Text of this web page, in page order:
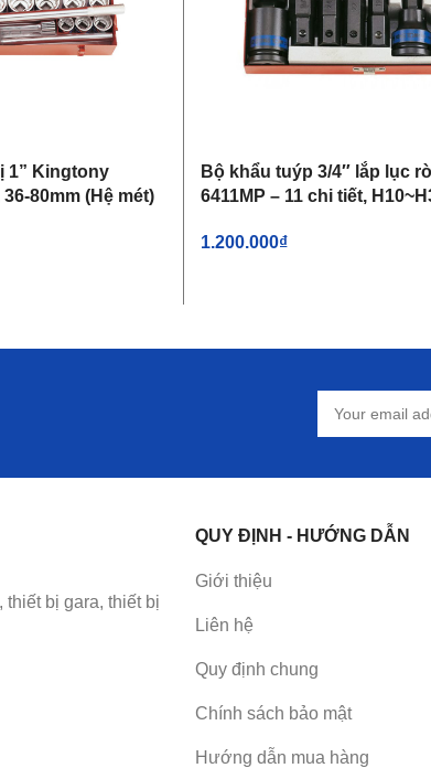
1” Kingtony
80mm (Hệ mét)
Bộ khẩu tuýp 3/4″ lắp lục
6411MP – 11 chi tiết,
1.200.000₫
bị gara, thiết bị
QUY ĐỊNH - HƯỚNG DẪN
Giới thiệu
Liên hệ
Quy định chung
Chính sách bảo mật
Hướng dẫn mua hàng